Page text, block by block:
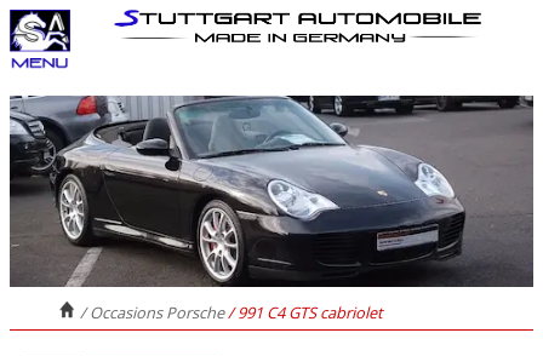
/ Occasions Porsche/ 991 C4 GTS cabriolet